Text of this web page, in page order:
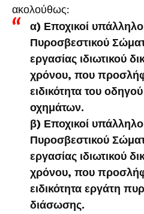
ακολούθως:
α) Εποχικοί
Πυροσβεστικού
εργασίας ιδιωτικού
χρόνου, που
ειδικότητα του
οχημάτων.
β) Εποχικοί
Πυροσβεστικού
εργασίας ιδιωτικού
χρόνου, που
ειδικότητα εργάτη
διάσωσης.